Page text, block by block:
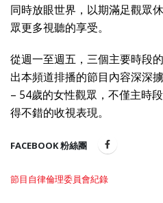
同時放眼世界，以期滿足觀眾
眾更多視聽的享受。
從週一至週五，三個主要時段
出本頻道排播的節目內容深深
– 54歲的女性觀眾，不僅主時
得不錯的收視表現。
FACEBOOK 粉絲團
節目自律倫理委員會紀錄